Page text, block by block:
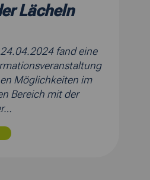
Lächeln
fand eine
Möglichkeiten im
Bereich mit der